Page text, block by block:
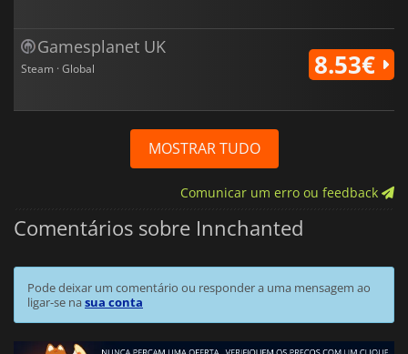
Gamesplanet UK
Steam · Global 8.53€
MOSTRAR TUDO
Comunicar um erro ou feedback
Comentários sobre Innchanted
Pode deixar um comentário ou responder a uma mensagem ao
ligar-se nasua conta